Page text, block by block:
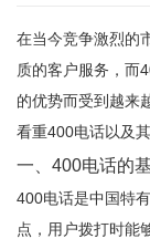
在当今竞争激烈的
质的客户服务，而
的优势而受到越来
看重400电话以及
一、400电话的
400电话是中国特
点，用户拨打时能